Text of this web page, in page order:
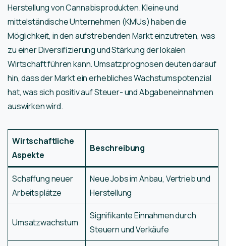
Herstellung von Cannabisprodukten. Kleine und
mittelständische Unternehmen (KMUs) haben die
Möglichkeit, in den aufstrebenden Markt einzutreten, was
zu einer Diversifizierung und Stärkung der lokalen
Wirtschaft führen kann. Umsatzprognosen deuten darauf
hin, dass der Markt ein erhebliches Wachstumspotenzial
hat, was sich positiv auf Steuer- und Abgabeneinnahmen
auswirken wird.
Wirtschaftliche
Aspekte
Beschreibung
Schaffung neuer
Arbeitsplätze
Neue Jobs im Anbau, Vertrieb und
Herstellung
Umsatzwachstum
Signifikante Einnahmen durch
Steuern und Verkäufe